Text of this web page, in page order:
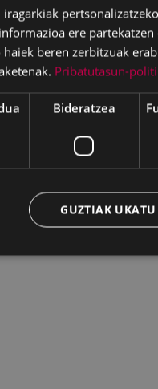
ere
beren zerbitzuak
Pribatutasun-
Bideratzea
GUZTIAK UKATU